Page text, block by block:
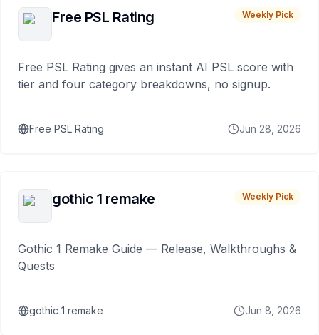
Free PSL Rating Weekly Pick
Free PSL Rating gives an instant AI PSL score with
tier and four category breakdowns, no signup.
Free PSL Rating Jun 28, 2026
gothic 1 remake Weekly Pick
Gothic 1 Remake Guide — Release, Walkthroughs &
Quests
gothic 1 remake Jun 8, 2026